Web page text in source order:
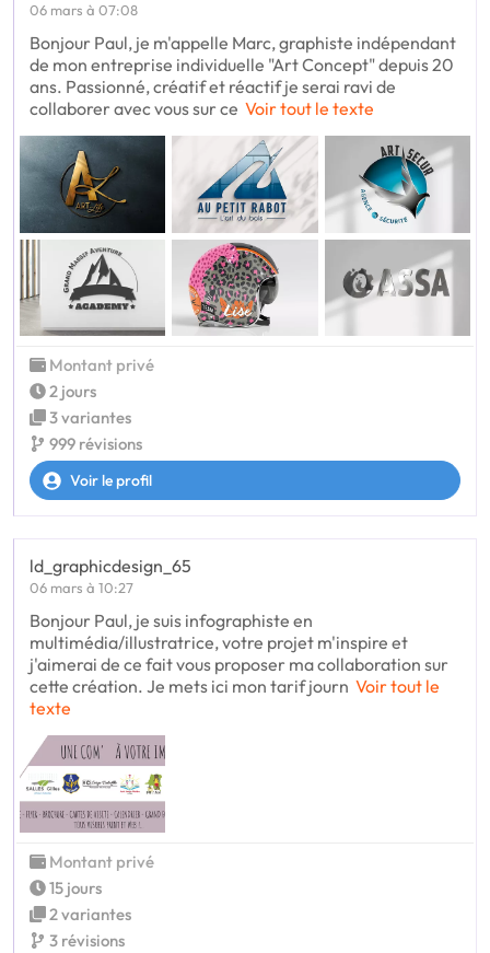
06 mars à 07:08
Bonjour Paul, je m'appelle Marc, graphiste indépendant
de mon entreprise individuelle "Art Concept" depuis 20
ans. Passionné, créatif et réactif je serai ravi de
collaborer avec vous sur ce Voir tout le texte
Montant privé
2 jours
3 variantes
999 révisions
Voir le profil
ld_graphicdesign_65
06 mars à 10:27
Bonjour Paul, je suis infographiste en
multimédia/illustratrice, votre projet m'inspire et
j'aimerai de ce fait vous proposer ma collaboration sur
cette création. Je mets ici mon tarif journ Voir tout le
texte
Montant privé
15 jours
2 variantes
3 révisions